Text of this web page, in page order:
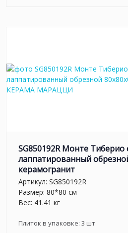
SG850192R Монте Тиберио
лаппатированный
керамогранит
Артикул: SG850192R
Размер: 80*80 см
Вес: 41.41 кг
Плиток в упаковке: 3 шт